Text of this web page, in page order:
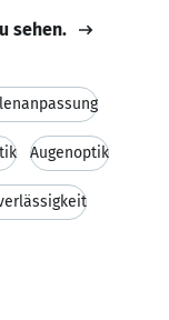
sehen.
Augenoptik